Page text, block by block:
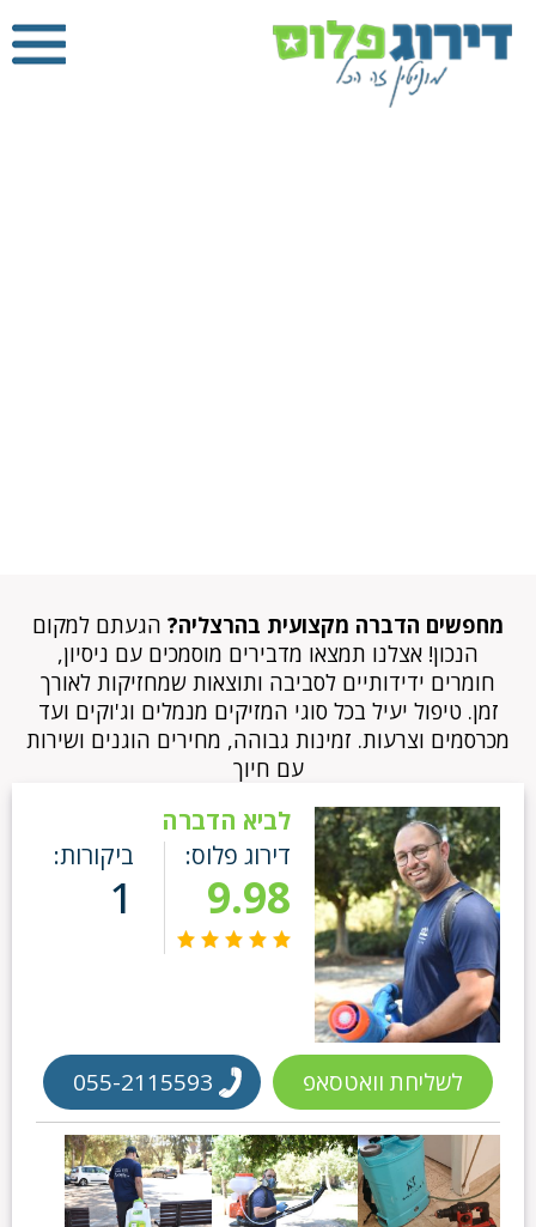
מחפשים הדברה מקצועית בהרצליה? הגעתם למקום
הנכון! אצלנו תמצאו מדבירים מוסמכים עם ניסיון,
חומרים ידידותיים לסביבה ותוצאות שמחזיקות לאורך
זמן. טיפול יעיל בכל סוגי המזיקים מנמלים וג'וקים ועד
מכרסמים וצרעות. זמינות גבוהה, מחירים הוגנים ושירות
עם חיוך
לביא הדברה
דירוג פלוס:
9.98
ביקורות:
1
לשליחת וואטסאפ 055-2115593